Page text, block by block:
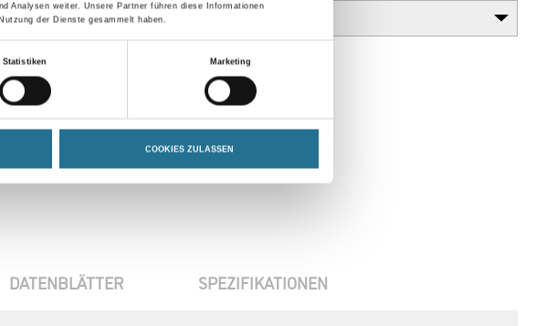
Analysen weiter. Unsere Partner führen diese Informationen
der Dienste gesammelt haben.
Statistiken Marketing
COOKIES ZULASSEN
DATENBLÄTTER SPEZIFIKATIONEN